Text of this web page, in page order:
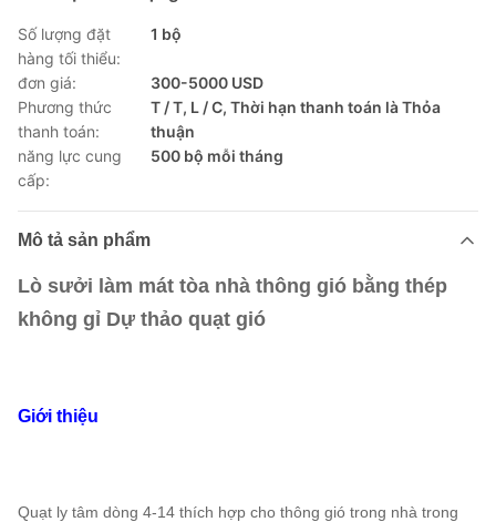
Số lượng đặt
hàng tối thiểu:
1 bộ
đơn giá:
300-5000 USD
Phương thức
thanh toán:
T / T, L / C, Thời hạn thanh toán là Thỏa
thuận
năng lực cung
cấp:
500 bộ mỗi tháng
Mô tả sản phẩm
Lò sưởi làm mát tòa nhà thông gió bằng thép
không gỉ Dự thảo quạt gió
Giới thiệu
Quạt ly tâm dòng 4-14 thích hợp cho thông gió trong nhà trong